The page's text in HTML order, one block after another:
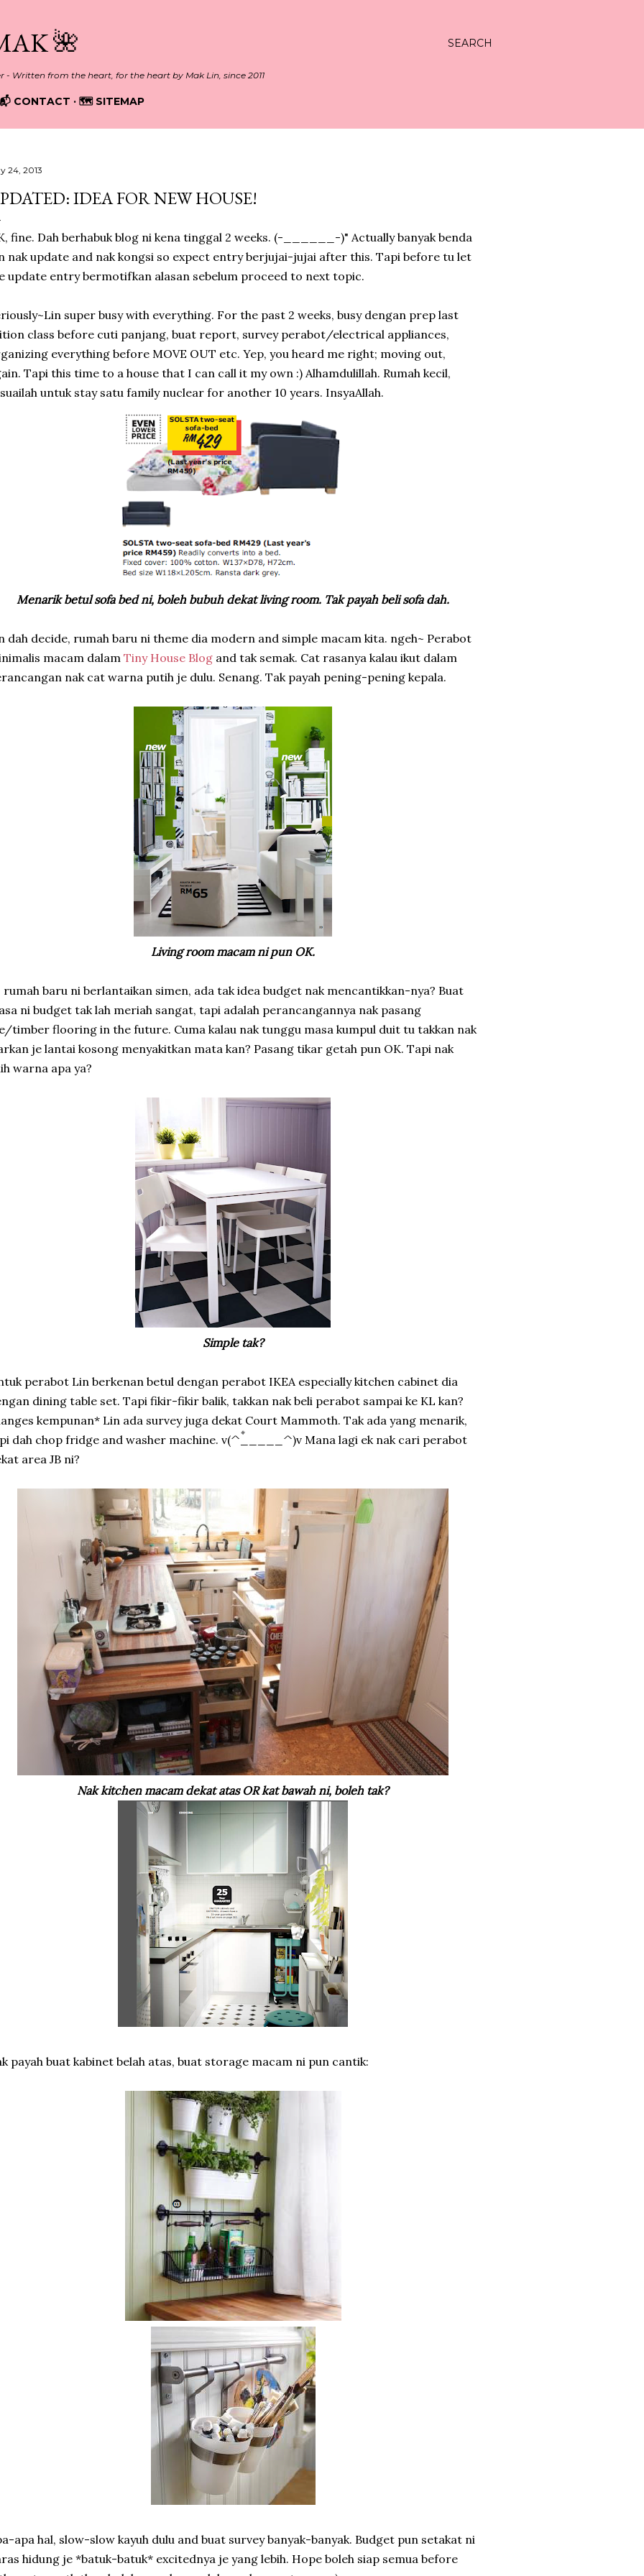
SEARCH
🌺
- Written from the heart, for the heart by Mak Lin, since 2011
CONTACT 🗺️ SITEMAP
24, 2013
IDEA FOR NEW HOUSE!
fine. Dah berhabuk blog ni kena tinggal 2 weeks. (-______-)" Actually banyak benda
nak update and nak kongsi so expect entry berjujai-jujai after this. Tapi before tu let
update entry bermotifkan alasan sebelum proceed to next topic.
super busy with everything. For the past 2 weeks, busy dengan prep last
class before cuti panjang, buat report, survey perabot/electrical appliances,
everything before MOVE OUT etc. Yep, you heard me right; moving out,
Tapi this time to a house that I can call it my own :) Alhamdulillah. Rumah kecil,
untuk stay satu family nuclear for another 10 years. InsyaAllah.
Menarik betul sofa bed ni, boleh bubuh dekat living room. Tak payah beli sofa dah.
dah decide, rumah baru ni theme dia modern and simple macam kita. ngeh~ Perabot
macam dalam Tiny House Blog and tak semak. Cat rasanya kalau ikut dalam
nak cat warna putih je dulu. Senang. Tak payah pening-pening kepala.
Living room macam ni pun OK.
rumah baru ni berlantaikan simen, ada tak idea budget nak mencantikkan-nya? Buat
ni budget tak lah meriah sangat, tapi adalah perancangannya nak pasang
timber flooring in the future. Cuma kalau nak tunggu masa kumpul duit tu takkan nak
je lantai kosong menyakitkan mata kan? Pasang tikar getah pun OK. Tapi nak
warna apa ya?
Simple tak?
perabot Lin berkenan betul dengan perabot IKEA especially kitchen cabinet dia
dining table set. Tapi fikir-fikir balik, takkan nak beli perabot sampai ke KL kan?
kempunan* Lin ada survey juga dekat Court Mammoth. Tak ada yang menarik,
dah chop fridge and washer machine. v(^_____^)v Mana lagi ek nak cari perabot
area JB ni?
Nak kitchen macam dekat atas OR kat bawah ni, boleh tak?
payah buat kabinet belah atas, buat storage macam ni pun cantik:
apa hal, slow-slow kayuh dulu and buat survey banyak-banyak. Budget pun setakat ni
hidung je *batuk-batuk* excitednya je yang lebih. Hope boleh siap semua before